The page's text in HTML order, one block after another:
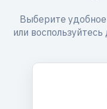
Выберите
или